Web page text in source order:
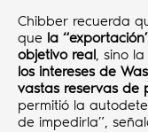
Chibber recuerda
que la
objetivo real, sino la
los intereses de
vastas reservas de
permitió la
de impedirla”,